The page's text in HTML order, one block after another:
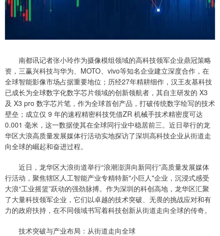
南都讯记者张小玲作为摄像模组领域的高科技领军企业鼎冠策略
资，三赢兴科技与华为、MOTO、vivo等知名企业建立深度合作，在
全球智能影像市场占据重要地位；历经27年精耕细作，汉王友基科技
已成长为全球数字化数字芯片领域的创新领航者，其自主研发的 X3
及 X3 pro 数字芯片笔，作为全球首创产品，打破传统数字绘写的技术
壁垒；成立仅 9 年的速程精密科技凭借ZR 机械手技术精密度可达
0.001 毫米，这一数据使其在全球同行业中稳居前三。近日举行的龙
华区大浪高质量发展媒体行活动实地探访了深圳高科技企业从街道走
向全球的崛起和奋进过程。
近日，龙华区大浪街道举行“浪潮澎湃向新同行”高质量发展媒体
行活动，聚焦辖区人工智能产业专精特新"小巨人"企业，沉浸式感受
大浪“工业摇篮”跃动的强劲脉搏。作为深圳的科创高地，龙华区汇聚
了大量科技领军企业，它们以卓越的技术突破、无畏的挑战应对和有
力的政府扶持，在不同领域书写着科技创新从街道走向全球的传奇。
技术突破与产业布局：从街道走向全球